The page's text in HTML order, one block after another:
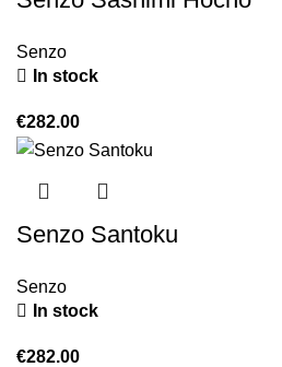
Senzo
In stock
€282.00
Senzo Santoku
Senzo
In stock
€282.00